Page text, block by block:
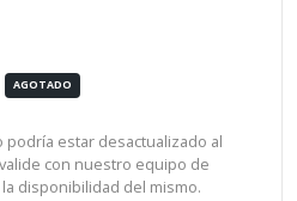
AGOTADO
estar desactualizado al
con nuestro equipo de
disponibilidad del mismo.